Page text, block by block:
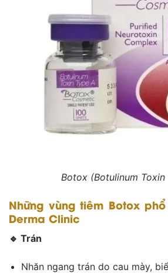
Botox (Botulinum Toxin
Những vùng tiêm Botox
Derma Clinic
🔹 Trán
Nhăn ngang trán do cau mày,